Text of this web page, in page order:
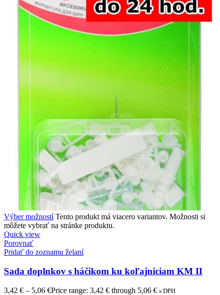
Výber možností Tento produkt má viacero variantov. Možnosti si
môžete vybrať na stránke produktu.
Quick view
Porovnať
Pridať do zoznamu želaní
Sada doplnkov s háčikom ku koľajniciam KM II
3,42 € – 5,06 €Price range: 3,42 € through 5,06 € s DPH